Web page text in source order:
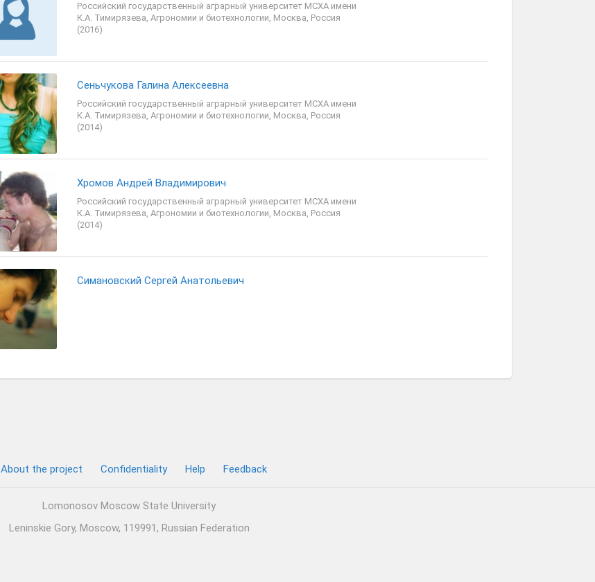
Российский государственный аграрный университет МСХА имени
К.А. Тимирязева, Агрономии и биотехнологии, Москва, Россия
(2016)
Сеньчукова Галина Алексеевна
Российский государственный аграрный университет МСХА имени
К.А. Тимирязева, Агрономии и биотехнологии, Москва, Россия
(2014)
Хромов Андрей Владимирович
Российский государственный аграрный университет МСХА имени
К.А. Тимирязева, Агрономии и биотехнологии, Москва, Россия
(2014)
Симановский Сергей Анатольевич
About the project Confidentiality Help Feedback
Lomonosov Moscow State University
Leninskie Gory, Moscow, 119991, Russian Federation